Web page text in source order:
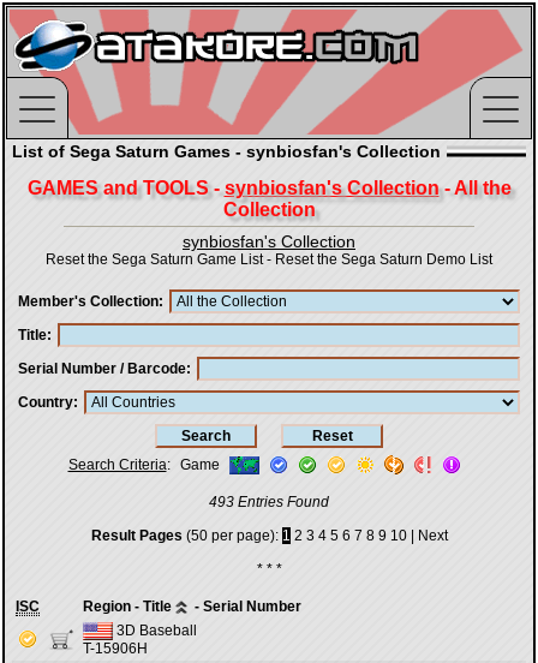
List of Sega Saturn Games - synbiosfan's Collection
GAMES and TOOLS - synbiosfan's Collection- All the
Collection
synbiosfan's Collection
Reset the Sega Saturn Game List- Reset the Sega Saturn Demo List
Member's Collection
Title
Serial Number / Barcode
Country
Search Criteria: Game
493 Entries Found
Result Pages (50 per page): 1 2 3 4 5 6 7 8 9 10|
Next
* * *
ISC Region - Title
- Serial Number
3D Baseball
T-15906H